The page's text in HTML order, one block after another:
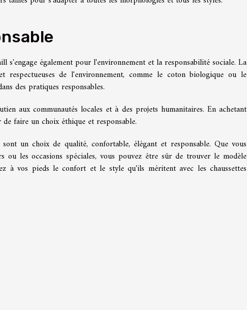
également pour l'environnement et la responsabilité sociale. La
respectueuses de l'environnement, comme le coton biologique ou le
des pratiques responsables.
aux communautés locales et à des projets humanitaires. En achetant
faire un choix éthique et responsable.
un choix de qualité, confortable, élégant et responsable. Que vous
ou les occasions spéciales, vous pouvez être sûr de trouver le modèle
à vos pieds le confort et le style qu'ils méritent avec les chaussettes